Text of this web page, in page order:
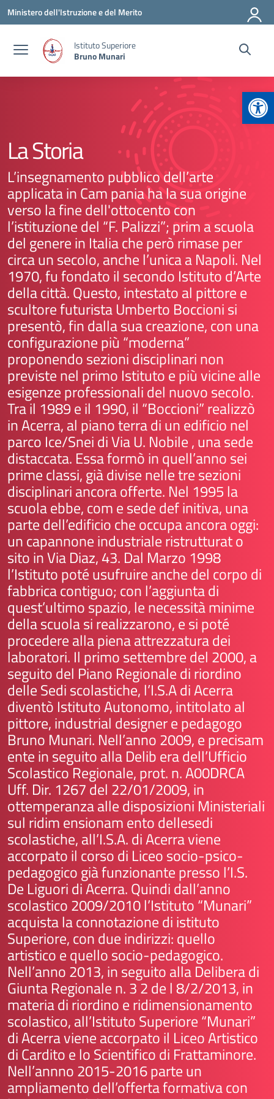
Vai ai contenuti
Vai al menu di navigazione
Vai al footer
Ministero dell'Istruzione e del Merito
Istituto Superiore
Bruno Munari
La Storia
L’insegnamento pubblico dell’arte
applicata in Cam pania ha la sua origine
verso la fine dell'ottocento con
l’istituzione del “F. Palizzi”; prim a scuola
del genere in Italia che però rimase per
circa un secolo, anche l’unica a Napoli. Nel
1970, fu fondato il secondo Istituto d’Arte
della città. Questo, intestato al pittore e
scultore futurista Umberto Boccioni si
presentò, fin dalla sua creazione, con una
configurazione più “moderna”
proponendo sezioni disciplinari non
previste nel primo Istituto e più vicine alle
esigenze professionali del nuovo secolo.
Tra il 1989 e il 1990, il “Boccioni” realizzò
in Acerra, al piano terra di un edificio nel
parco Ice/Snei di Via U. Nobile , una sede
distaccata. Essa formò in quell’anno sei
prime classi, già divise nelle tre sezioni
disciplinari ancora offerte. Nel 1995 la
scuola ebbe, com e sede def initiva, una
parte dell’edificio che occupa ancora oggi:
un capannone industriale ristrutturat o
sito in Via Diaz, 43. Dal Marzo 1998
l’Istituto poté usufruire anche del corpo di
fabbrica contiguo; con l’aggiunta di
quest’ultimo spazio, le necessità minime
della scuola si realizzarono, e si poté
procedere alla piena attrezzatura dei
laboratori. Il primo settembre del 2000, a
seguito del Piano Regionale di riordino
delle Sedi scolastiche, l’I.S.A di Acerra
diventò Istituto Autonomo, intitolato al
pittore, industrial designer e pedagogo
Bruno Munari. Nell’anno 2009, e precisam
ente in seguito alla Delib era dell’Ufficio
Scolastico Regionale, prot. n. A00DRCA
Uff. Dir. 1267 del 22/01/2009, in
ottemperanza alle disposizioni Ministeriali
sul ridim ensionam ento dellesedi
scolastiche, all’I.S.A. di Acerra viene
accorpato il corso di Liceo socio-psico-
pedagogico già funzionante presso l’I.S.
De Liguori di Acerra. Quindi dall’anno
scolastico 2009/2010 l’Istituto “Munari”
acquista la connotazione di istituto
Superiore, con due indirizzi: quello
artistico e quello socio-pedagogico.
Nell’anno 2013, in seguito alla Delibera di
Giunta Regionale n. 3 2 de l 8/2/2013, in
materia di riordino e ridimensionamento
scolastico, all’Istituto Superiore “Munari”
di Acerra viene accorpato il Liceo Artistico
di Cardito e lo Scientifico di Frattaminore.
Nell’annno 2015-2016 parte un
ampliamento dell’offerta formativa con